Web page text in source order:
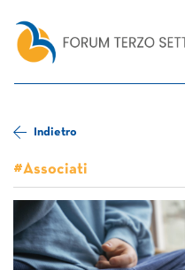
Indietro
#Associati